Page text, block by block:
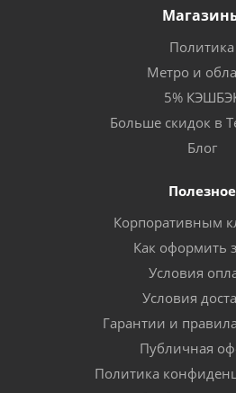
Политика
Метро и
5%
Больше скидок в
Блог
Полезное
Корпоративным
Как оформить
Условия
Условия
Гарантии и
Публичная
Политика